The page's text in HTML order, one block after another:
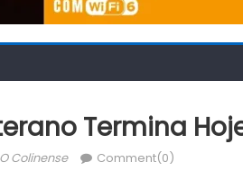
Termina
Colinense Comment(0)